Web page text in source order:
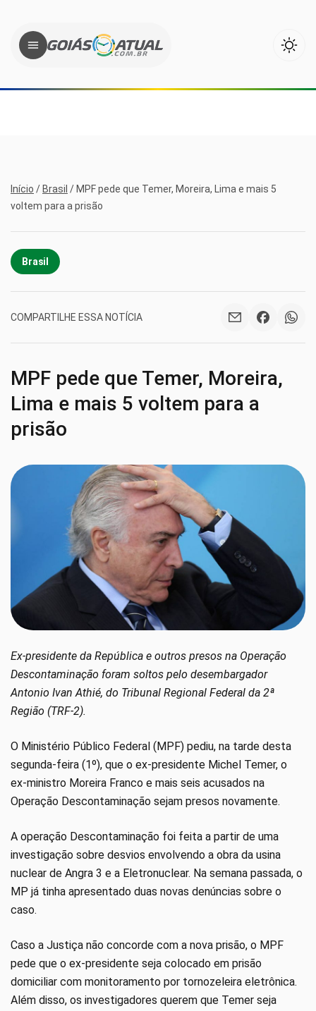
Início / Brasil / MPF pede que Temer, Moreira, Lima e mais 5
voltem para a prisão
Brasil
COMPARTILHE ESSA NOTÍCIA
MPF pede que Temer, Moreira,
Lima e mais 5 voltem para a
prisão
Ex-presidente da República e outros presos na Operação
Descontaminação foram soltos pelo desembargador
Antonio Ivan Athié, do Tribunal Regional Federal da 2ª
Região (TRF-2).
O Ministério Público Federal (MPF) pediu, na tarde desta
segunda-feira (1º), que o ex-presidente Michel Temer, o
ex-ministro Moreira Franco e mais seis acusados na
Operação Descontaminação sejam presos novamente.
A operação Descontaminação foi feita a partir de uma
investigação sobre desvios envolvendo a obra da usina
nuclear de Angra 3 e a Eletronuclear. Na semana passada, o
MP já tinha apresentado duas novas denúncias sobre o
caso.
Caso a Justiça não concorde com a nova prisão, o MPF
pede que o ex-presidente seja colocado em prisão
domiciliar com monitoramento por tornozeleira eletrônica.
Além disso, os investigadores querem que Temer seja